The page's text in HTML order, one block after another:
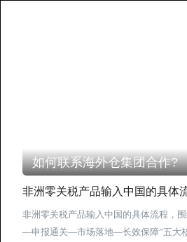
如何联系海外仓集团合作?
非洲零关税产品输入中国的具体
非洲零关税产品输入中国的具体流程，
—申报通关—市场落地—长效保障”五大